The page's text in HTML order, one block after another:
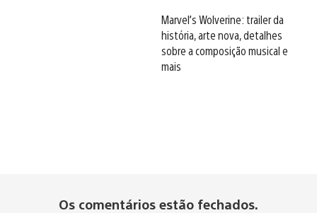
Marvel’s Wolverine: trailer da
história, arte nova, detalhes
sobre a composição musical e
mais
Os comentários estão fechados.